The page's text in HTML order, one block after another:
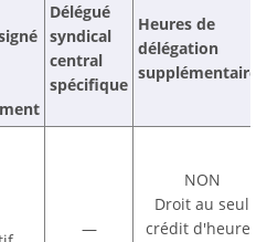
Délégué
syndical
central
spécifique
Heures de
délégation
supplémentaires
—
NON
Droit au seul
crédit d'heures